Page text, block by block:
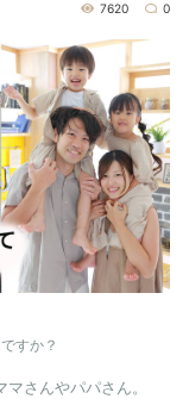
7620 0
すか？
さんやパパさん。